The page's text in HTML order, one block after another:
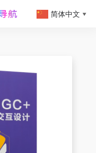
简体中文 ▼